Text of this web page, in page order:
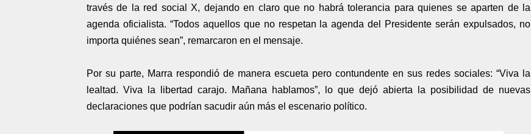
través de la red social X, dejando en claro que no habrá tolerancia para quienes se aparten de la
agenda oficialista. “Todos aquellos que no respetan la agenda del Presidente serán expulsados, no
importa quiénes sean”, remarcaron en el mensaje.
Por su parte, Marra respondió de manera escueta pero contundente en sus redes sociales: “Viva la
lealtad. Viva la libertad carajo. Mañana hablamos”, lo que dejó abierta la posibilidad de nuevas
declaraciones que podrían sacudir aún más el escenario político.